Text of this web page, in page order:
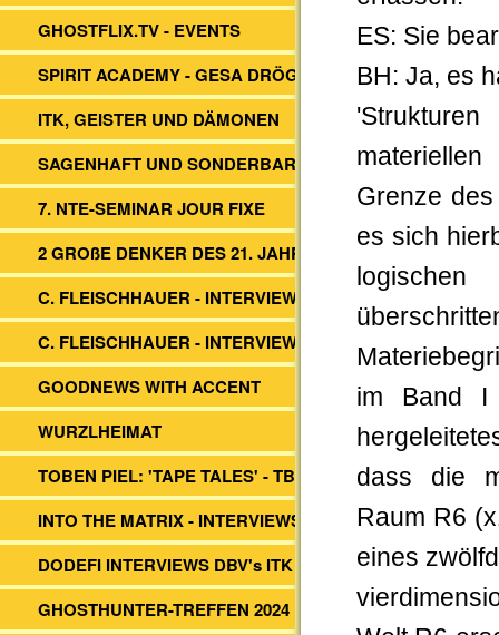
GHOSTFLIX.TV - EVENTS
SPIRIT ACADEMY - GESA DRÖGE
ITK, GEISTER UND DÄMONEN
SAGENHAFT UND SONDERBAR
7. NTE-SEMINAR JOUR FIXE
2 GROßE DENKER DES 21. JAHRH.
C. FLEISCHHAUER - INTERVIEW ITK
C. FLEISCHHAUER - INTERVIEW DBV
GOODNEWS WITH ACCENT
WURZLHEIMAT
TOBEN PIEL: 'TAPE TALES' - TBS -
INTO THE MATRIX - INTERVIEWS
DODEFI INTERVIEWS DBV's ITK
GHOSTHUNTER-TREFFEN 2024
ES: Sie
BH: Ja, es
Grenze
es sich
im Band I
dass die
Raum R6
eines